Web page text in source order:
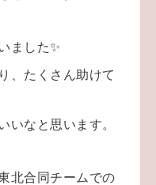
ました✨
、たくさん助けて
いなと思います。
北合同チームでの